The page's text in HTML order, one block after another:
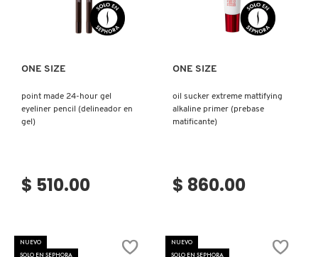
SOL DE JANEIRO
THE INKEY LIST
Ver más
ONE SIZE
point made 24-hour gel
eyeliner pencil (delineador en
gel)
$ 510.00
Ver más
ONE SIZE
oil sucker extreme mattifying
alkaline primer (prebase
matificante)
$ 860.00
NUEVO
SOLO EN SEPHORA
NUEVO
SOLO EN SEPHORA